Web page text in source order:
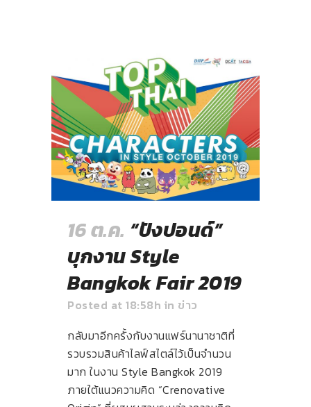
16 ต.ค. “ปังปอนด์”
บุกงาน Style
Bangkok Fair 2019
Posted at 18:58h in ข่าว
กลับมาอีกครั้งกับงานแฟร์นานาชาติที่
รวบรวมสินค้าไลฟ์สไตล์ไว้เป็นจำนวน
มาก ในงาน Style Bangkok 2019
ภายใต้แนวความคิด “Crenovative